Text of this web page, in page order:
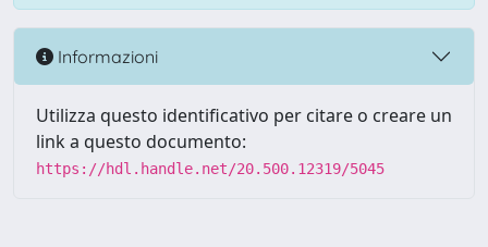
Informazioni
Utilizza questo identificativo per citare o creare un
link a questo documento:
https://hdl.handle.net/20.500.12319/5045